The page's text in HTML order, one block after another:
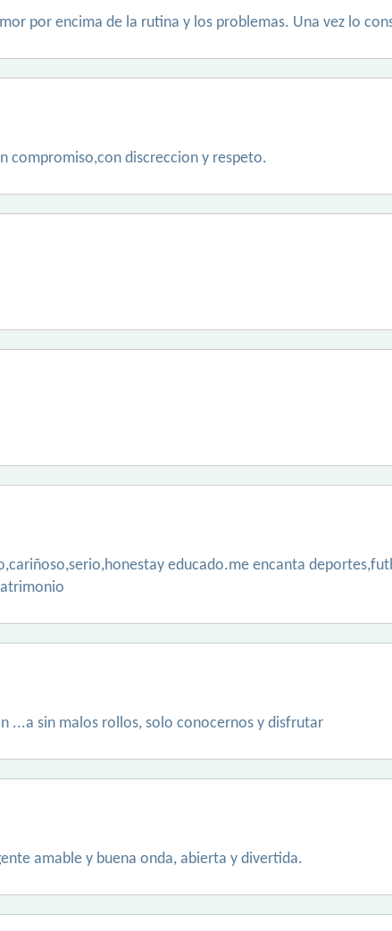
por encima de la rutina y los problemas. Una vez lo
compromiso,con discreccion y respeto.
educado.me encanta
...a sin malos rollos, solo conocernos y disfrutar
amable y buena onda, abierta y divertida.